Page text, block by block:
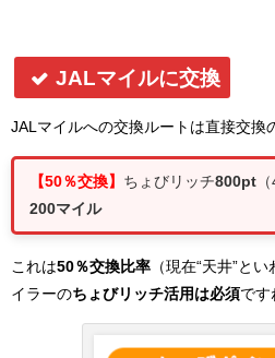
JALマイルに交換
JALマイルへの交換ルートは直接交換
【50％交換】 ちょびリッチ800pt
200マイル
これは50％交換比率 （現在“天井”と
イラーのちょびリッチ活用は必須です